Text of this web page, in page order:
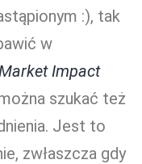
:), tak
w
Impact
szukać też
Jest to
zwłaszcza gdy